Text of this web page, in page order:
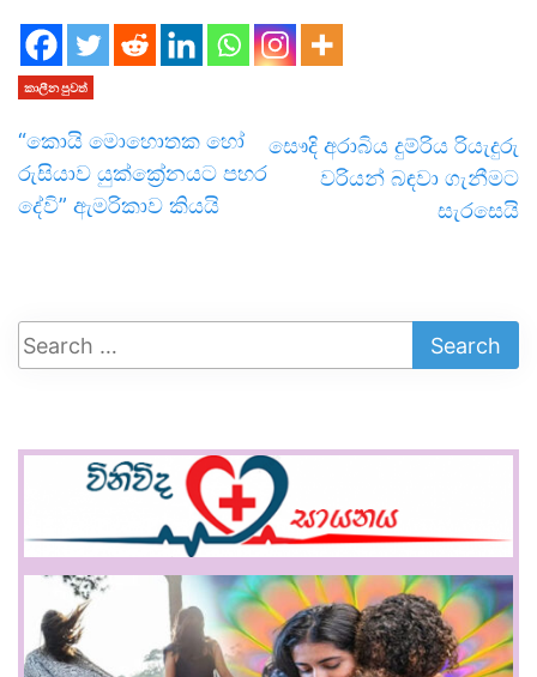
කාලීන පුවත්
“කොයි මොහොතක හෝ
රුසියාව යුක්ක්‍රේනයට පහර
දේවි” ඇමරිකාව කියයි
සෞදි අරාබිය දුම්රිය රියැදුරු
වරියන් බඳවා ගැනීමට
සැරසෙයි